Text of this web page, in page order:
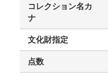
コレクション名カ
ナ
文化財指定
点数